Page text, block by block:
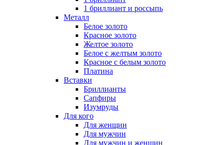
1 бриллиант и россыпь
Металл
Белое золото
Красное золото
Желтое золото
Белое с желтым золото
Красное с белым золото
Платина
Вставки
Бриллианты
Сапфиры
Изумруды
Для кого
Для женщин
Для мужчин
Для мужчин и женщин